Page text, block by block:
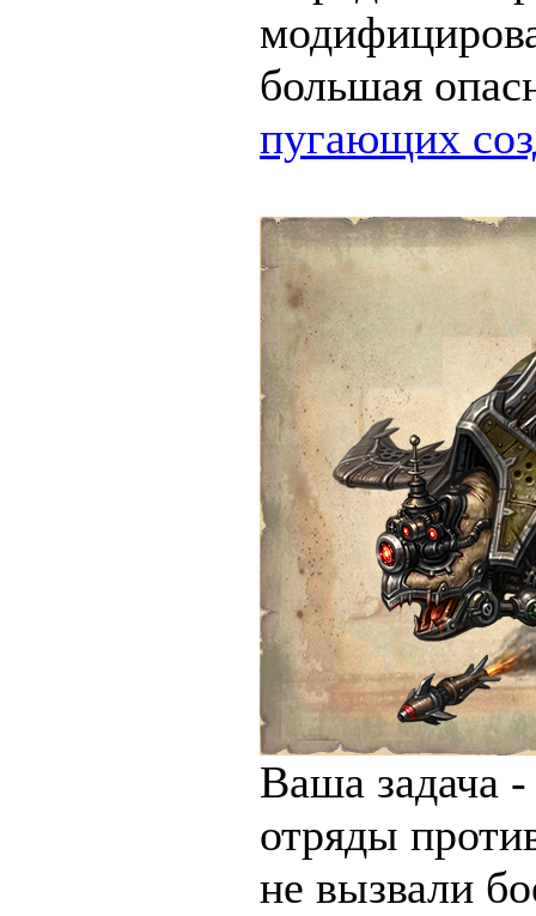
большая
пугающих
Ваша задача
отряды
не вызвали